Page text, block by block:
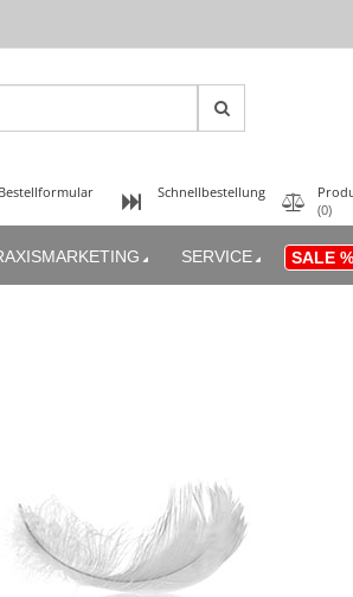
(0)
Schnellbestellung
Bestellformular
SERVICE SALE %